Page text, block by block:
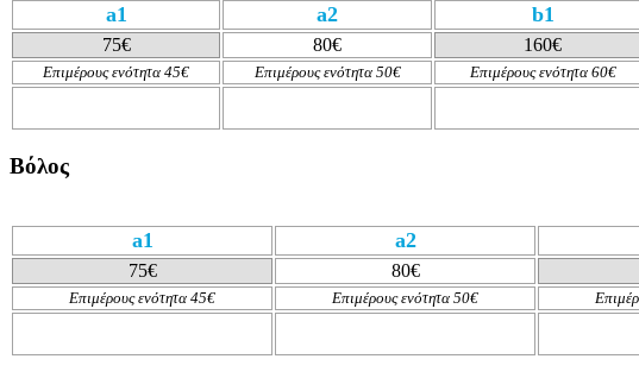
a1 a2 b1
75€ 80€ 160€
Επιμέρους ενότητα 45€ Επιμέρους ενότητα 50€ Επιμέρους ενότητα 60€
Βόλος
a1 a2
75€ 80€
Επιμέρους ενότητα 45€ Επιμέρους ενότητα 50€